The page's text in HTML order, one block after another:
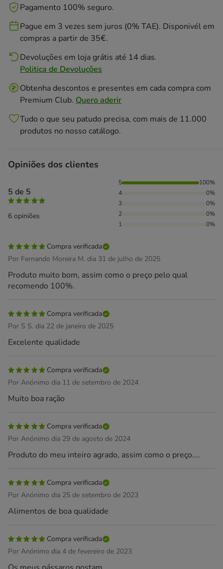
Pagamento 100% seguro.
Pague em 3 vezes sem juros (0% TAE). Disponivél em
compras a partir de 35€.
Devoluções em loja grátis até 14 dias.
Politica de Devoluções
Obtenha descontos e presentes em cada compra com
Premium Club. Quero aderir
Tudo o que seu patudo precisa, com mais de 11.000
produtos no nosso catálogo.
Opiniões dos clientes
5 de 5
6 opiniões
100% das pessoas avaliaram com 5 estrelas,
5
100%
4
0%
3
0%
2
0%
1
0%
Compra verificada
Por Fernando Moreira M. dia 31 de julho de 2025
Produto muito bom, assim como o preço pelo qual
recomendo 100%.
Compra verificada
Por S S. dia 22 de janeiro de 2025
Excelente qualidade
Compra verificada
Por Anónimo dia 11 de setembro de 2024
Muito boa ração
Compra verificada
Por Anónimo dia 29 de agosto de 2024
Produto do meu inteiro agrado, assim como o preço....
Compra verificada
Por Anónimo dia 25 de setembro de 2023
Alimentos de boa qualidade
Compra verificada
Por Anónimo dia 4 de fevereiro de 2023